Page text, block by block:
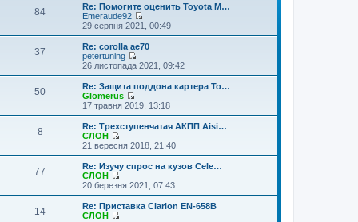
84
Re: Помогите оценить Toyota M…
Emeraude92
е
р
е
г
л
н
т
о
т
а
н
є
п
о
29 серпня 2021, 00:49
37
Re: corolla ae70
petertuning
П
е
р
е
г
л
н
у
т
о
т
а
н
26 листопада 2021, 09:42
50
Re: Защита поддона картера To…
Glomerus
П
е
р
е
г
л
н
у
т
о
17 травня 2019, 13:18
8
Re: Трехступенчатая АКПП Aisi…
СЛОН
П
е
р
е
г
л
н
21 вересня 2018, 21:40
77
Re: Изучу спрос на кузов Cele…
СЛОН
П
е
р
е
20 березня 2021, 07:43
14
Re: Приставка Clarion EN-658B
СЛОН